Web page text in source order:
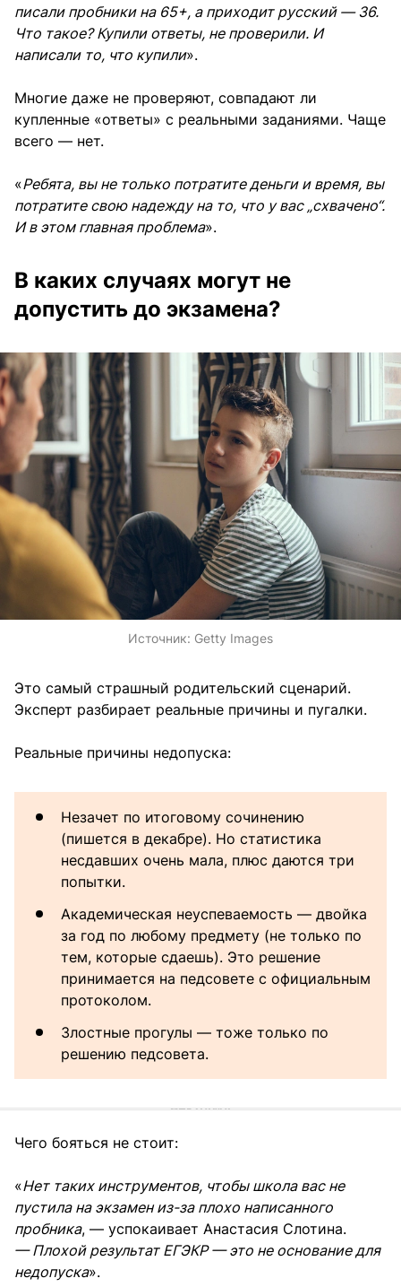
писали пробники на 65+, а приходит русский — 36.
Что такое? Купили ответы, не проверили. И
написали то, что купили».
Многие даже не проверяют, совпадают ли
купленные «ответы» с реальными заданиями. Чаще
всего — нет.
«Ребята, вы не только потратите деньги и время, вы
потратите свою надежду на то, что у вас „схвачено“.
И в этом главная проблема».
В каких случаях могут не
допустить до экзамена?
Источник: Getty Images
Это самый страшный родительский сценарий.
Эксперт разбирает реальные причины и пугалки.
Реальные причины недопуска:
Незачет по итоговому сочинению
(пишется в декабре). Но статистика
несдавших очень мала, плюс даются три
попытки.
Академическая неуспеваемость — двойка
за год по любому предмету (не только по
тем, которые сдаешь). Это решение
принимается на педсовете с официальным
протоколом.
Злостные прогулы — тоже только по
решению педсовета.
Чего бояться не стоит:
«Нет таких инструментов, чтобы школа вас не
пустила на экзамен из-за плохо написанного
пробника, — успокаивает Анастасия Слотина.
— Плохой результат ЕГЭКР — это не основание для
недопуска».